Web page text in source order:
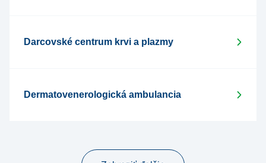
Darcovské centrum krvi a plazmy
Dermatovenerologická ambulancia